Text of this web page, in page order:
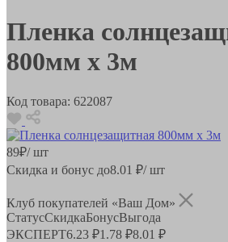
Пленка
800мм х 3м
Код товара: 622087
89₽/ шт
Скидка и бонус до8.01 ₽/ шт
Клуб покупателей «Ваш Дом»
СтатусСкидкаБонусВыгода
ЭКСПЕРТ6.23 ₽1.78 ₽8.01 ₽